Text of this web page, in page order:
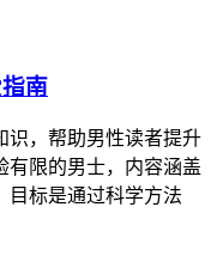
南
识，帮助男性读者提升
有限的男士，内容涵盖
目标是通过科学方法